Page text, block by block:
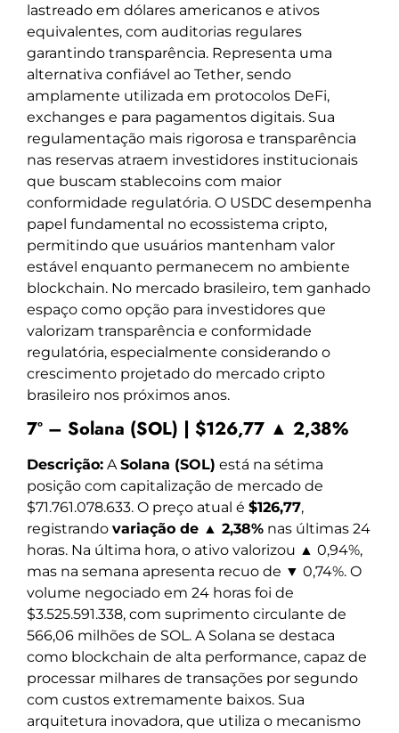
lastreado em dólares americanos e ativos
equivalentes, com auditorias regulares
garantindo transparência. Representa uma
alternativa confiável ao Tether, sendo
amplamente utilizada em protocolos DeFi,
exchanges e para pagamentos digitais. Sua
regulamentação mais rigorosa e transparência
nas reservas atraem investidores institucionais
que buscam stablecoins com maior
conformidade regulatória. O USDC desempenha
papel fundamental no ecossistema cripto,
permitindo que usuários mantenham valor
estável enquanto permanecem no ambiente
blockchain. No mercado brasileiro, tem ganhado
espaço como opção para investidores que
valorizam transparência e conformidade
regulatória, especialmente considerando o
crescimento projetado do mercado cripto
brasileiro nos próximos anos.
7º – Solana (SOL) | $126,77 ▲ 2,38%
Descrição: ASolana (SOL) está na sétima
posição com capitalização de mercado de
$71.761.078.633. O preço atual é $126,77,
registrando variação de ▲ 2,38% nas últimas 24
horas. Na última hora, o ativo valorizou ▲ 0,94%,
mas na semana apresenta recuo de ▼ 0,74%. O
volume negociado em 24 horas foi de
$3.525.591.338, com suprimento circulante de
566,06 milhões de SOL. A Solana se destaca
como blockchain de alta performance, capaz de
processar milhares de transações por segundo
com custos extremamente baixos. Sua
arquitetura inovadora, que utiliza o mecanismo